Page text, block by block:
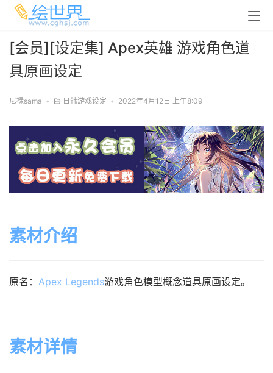
[会员][设定集] Apex英雄 游戏角色道
具原画设定
尼禄sama • 日韩游戏设定 • 2022年4月12日 上午8:09
素材介绍
原名： Apex Legends游戏角色模型概念道具原画设定。
素材详情